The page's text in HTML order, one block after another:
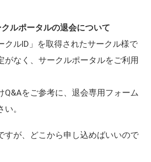
ルポータルの退会について
クルID」を取得されたサークル様で
がなく、サークルポータルをご利用
Q&Aをご参考に、退会専用フォーム
。
が、どこから申し込めばいいので